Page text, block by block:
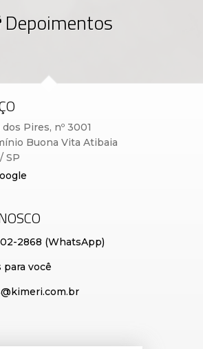
Depoimentos
Pires, nº 3001
Buona Vita Atibaia
SP
2868 (WhatsApp)
para você